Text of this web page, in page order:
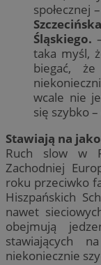
społecznej
Śląskiego.
taka myśl,
biegać,
wcale nie
się szybko
Stawiają na
Ruch slow w
Zachodniej
roku przeciwko
Hiszpańskich
nawet
obejmują
stawiających
niekoniecznie